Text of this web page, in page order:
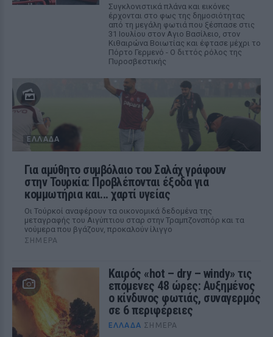
Συγκλονιστικά πλάνα και εικόνες
έρχονται στο φως της δημοσιότητας
από τη μεγάλη φωτιά που ξέσπασε στις
31 Ιουλίου στον Αγιο Βασίλειο, στον
Κιθαιρώνα Βοιωτίας και έφτασε μέχρι το
Πόρτο Γερμενό - Ο διττός ρόλος της
Πυροσβεστικής
ΕΛΛΆΔΑ
Για αμύθητο συμβόλαιο του Σαλάχ γράφουν
στην Τουρκία: Προβλέπονται έξοδα για
κομμωτήρια και... χαρτί υγείας
Οι Τούρκοί αναφέρουν τα οικονομικά δεδομένα της
μεταγραφής του Αιγύπτιου σταρ στην Τραμπζονσπόρ και τα
νούμερα που βγάζουν, προκαλούν ίλιγγο
ΣΉΜΕΡΑ
Καιρός «hot – dry – windy» τις
επόμενες 48 ώρες: Αυξημένος
ο κίνδυνος φωτιάς, συναγερμός
σε 6 περιφέρειες
ΕΛΛΆΔΑ ΣΉΜΕΡΑ